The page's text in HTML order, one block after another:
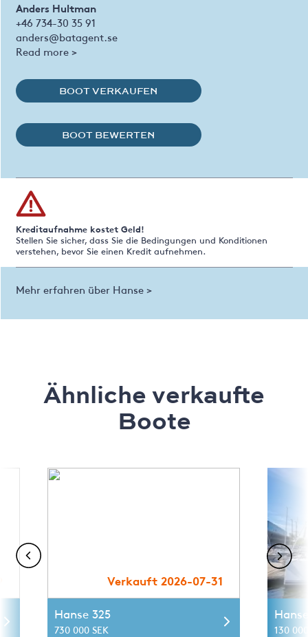
Anders Hultman
+46 734-30 35 91
anders@batagent.se
Read more >
BOOT VERKAUFEN
BOOT BEWERTEN
Kreditaufnahme kostet Geld!
Stellen Sie sicher, dass Sie die Bedingungen und Konditionen
verstehen, bevor Sie einen Kredit aufnehmen.
Mehr erfahren über Hanse >
Ähnliche verkaufte
Boote
Verkauft 2026-07-31
Hanse 325
730 000 SEK 130